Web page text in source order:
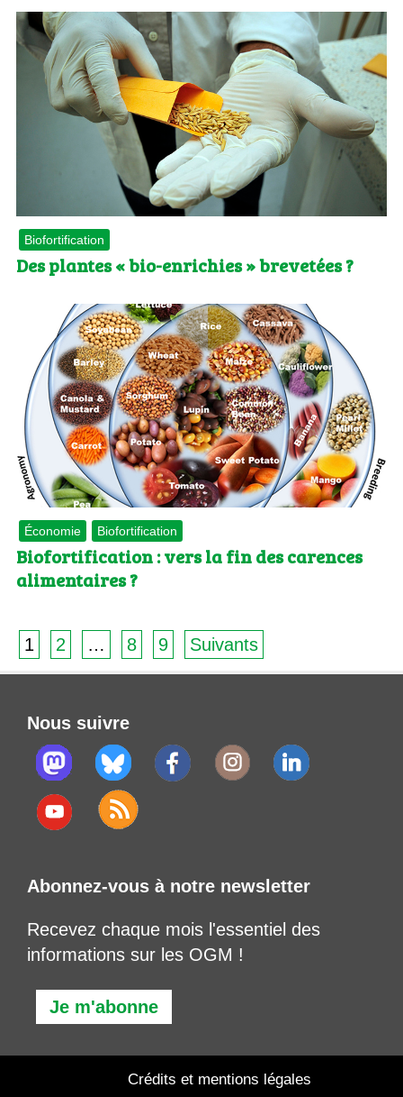
Biofortification
Des plantes « bio-enrichies » brevetées ?
Économie Biofortification
Biofortification : vers la fin des carences
alimentaires ?
1 2 … 8 9 Suivants
Nous suivre
Abonnez-vous à notre newsletter
Recevez chaque mois l'essentiel des
informations sur les OGM !
Je m'abonne
Crédits et mentions légales